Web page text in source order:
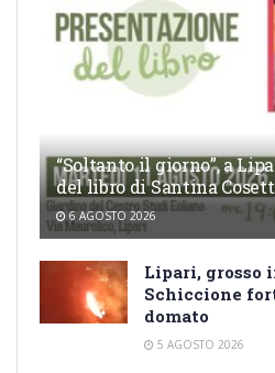
“Soltanto il giorno”, a
del libro di Santina
6 AGOSTO 2026
Lipari, grosso
Schiccione
domato
5 AGOSTO 2026